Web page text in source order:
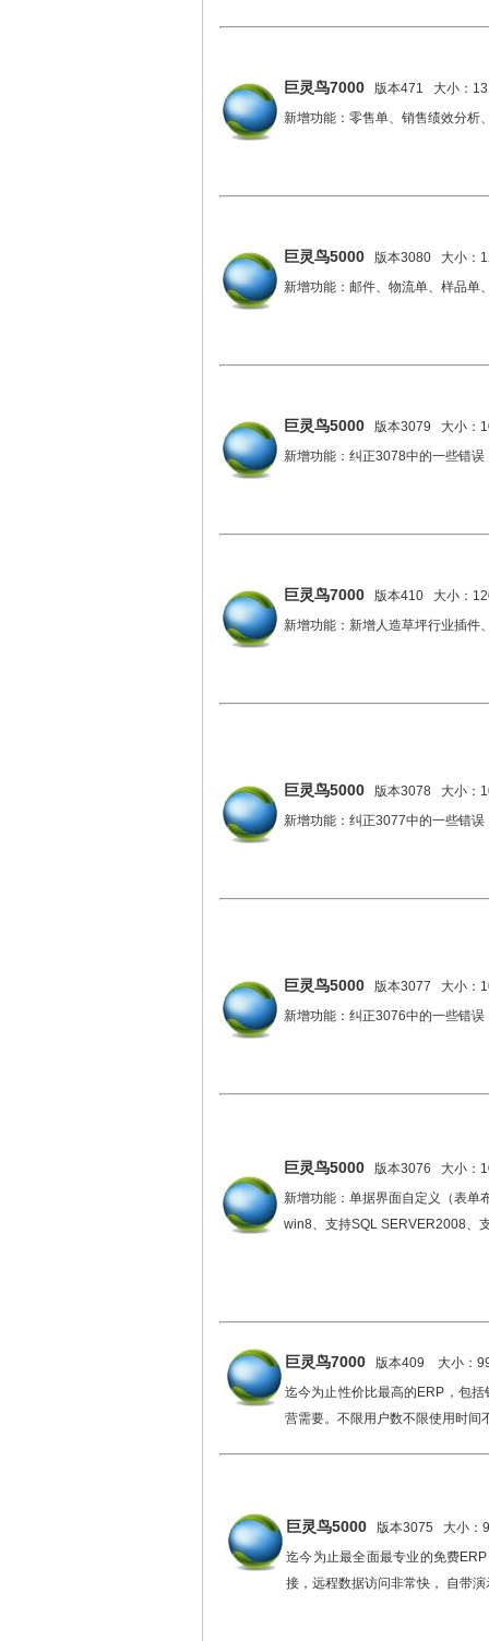
巨灵鸟7000 版本471 大小：
新增功能：零售单、销售绩效分析
巨灵鸟5000 版本3080 大小：
新增功能：邮件、物流单、样品单
巨灵鸟5000 版本3079 大小：
新增功能：纠正3078中的一些错误
巨灵鸟7000 版本410 大小：
新增功能：新增人造草坪行业插件
巨灵鸟5000 版本3078 大小：
新增功能：纠正3077中的一些错误
巨灵鸟5000 版本3077 大小：
新增功能：纠正3076中的一些错误
巨灵鸟5000 版本3076 大小：
新增功能：单据界面自定义（表单
win8、支持SQL SERVER2008、
巨灵鸟7000 版本409 大小：
迄今为止性价比最高的ERP，包
营需要。 不限用户数不限使用时间
巨灵鸟5000 版本3075 大小：
迄今为止最全面最专业的免费
接，远程数据访问非常快， 自带